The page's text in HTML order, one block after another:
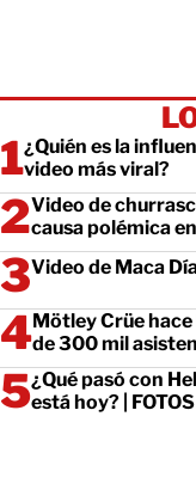
¿Quién es la
video más viral?
Video de
causa polémica
Video de Maca
Mötley Crüe
de 300 mil
¿Qué pasó con
está hoy? | FOTOS